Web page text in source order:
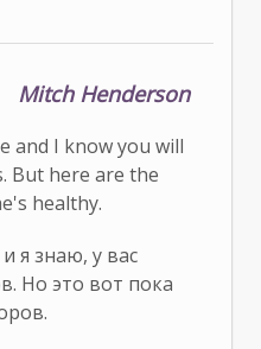
Mitch Henderson
and I know you will
But here are the
healthy.
я знаю, у вас
Но это вот пока